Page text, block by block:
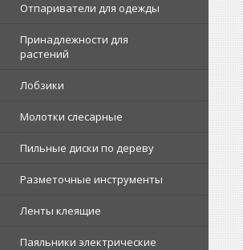
Отпариватели для одежды
Принадлежности для
растений
Лобзики
Молотки слесарные
Пильные диски по дереву
Разметочные инструменты
Ленты клеящие
Паяльники электрические